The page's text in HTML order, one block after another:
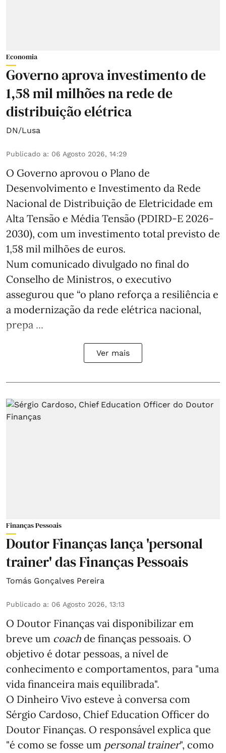
Economia
Governo aprova investimento de
1,58 mil milhões na rede de
distribuição elétrica
DN/Lusa
Publicado a: 06 Agosto 2026, 14:29
O Governo aprovou o Plano de
Desenvolvimento e Investimento da Rede
Nacional de Distribuição de Eletricidade em
Alta Tensão e Média Tensão (PDIRD-E 2026-
2030), com um investimento total previsto de
1,58 mil milhões de euros.
Num comunicado divulgado no final do
Conselho de Ministros, o executivo
assegurou que “o plano reforça a resiliência e
a modernização da rede elétrica nacional,
prepa ...
Ver mais
Finanças Pessoais
Doutor Finanças lança 'personal
trainer' das Finanças Pessoais
Tomás Gonçalves Pereira
Publicado a: 06 Agosto 2026, 13:13
O Doutor Finanças vai disponibilizar em
breve um coach de finanças pessoais. O
objetivo é dotar pessoas, a nível de
conhecimento e comportamentos, para "uma
vida financeira mais equilibrada".
O Dinheiro Vivo esteve à conversa com
Sérgio Cardoso, Chief Education Officer do
Doutor Finanças. O responsável explica que
"é como se fosse um personal trainer", como